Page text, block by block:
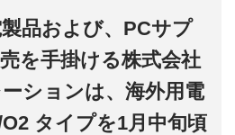
品および、PCサプ
を手掛ける株式会社
ションは、海外用電
タイプを1月中旬頃